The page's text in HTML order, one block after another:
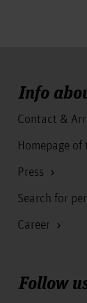
Info
Contact &
Homepage
Press
Search for
Career
Follow